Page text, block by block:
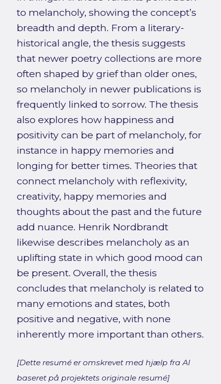
to melancholy, showing the concept’s
breadth and depth. From a literary-
historical angle, the thesis suggests
that newer poetry collections are more
often shaped by grief than older ones,
so melancholy in newer publications is
frequently linked to sorrow. The thesis
also explores how happiness and
positivity can be part of melancholy, for
instance in happy memories and
longing for better times. Theories that
connect melancholy with reflexivity,
creativity, happy memories and
thoughts about the past and the future
add nuance. Henrik Nordbrandt
likewise describes melancholy as an
uplifting state in which good mood can
be present. Overall, the thesis
concludes that melancholy is related to
many emotions and states, both
positive and negative, with none
inherently more important than others.
[Dette resumé er omskrevet med hjælp fra AI
baseret på projektets originale resumé]